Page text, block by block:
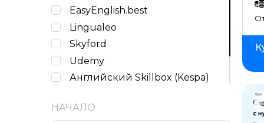
EasyEnglish.best
Lingualeo
Skyford
Udemy
Английский Skillbox (Kespa)
Фоксфорд
НАЧАЛО